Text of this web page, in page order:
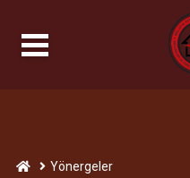
Yönergeler